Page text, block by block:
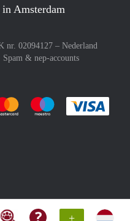
+
Amsterdam
nr. 02094127 – Nederland
Spam & nep-accounts
gemakkelijk af met Paypal
Je rekent gemakkelijk af met
Je rekent